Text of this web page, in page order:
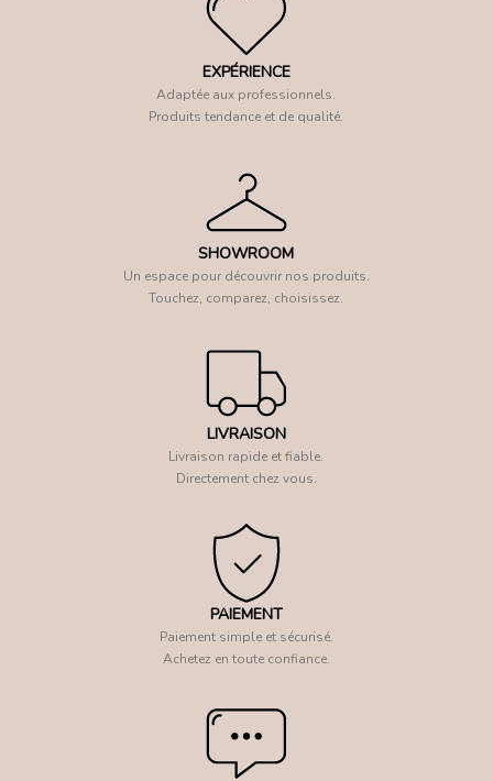
EXPÉRIENCE
Adaptée aux professionnels.
Produits tendance et de qualité.
SHOWROOM
Un espace pour découvrir nos produits.
Touchez, comparez, choisissez.
LIVRAISON
Livraison rapide et fiable.
Directement chez vous.
PAIEMENT
Paiement simple et sécurisé.
Achetez en toute confiance.